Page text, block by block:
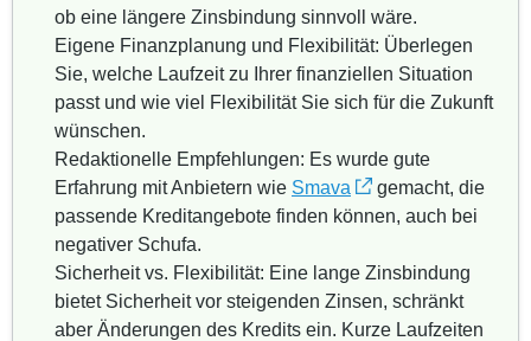
ob eine längere Zinsbindung sinnvoll wäre.
Eigene Finanzplanung und Flexibilität: Überlegen
Sie, welche Laufzeit zu Ihrer finanziellen Situation
passt und wie viel Flexibilität Sie sich für die Zukunft
wünschen.
Redaktionelle Empfehlungen: Es wurde gute
Erfahrung mit Anbietern wie Smava
gemacht, die
passende Kreditangebote finden können, auch bei
negativer Schufa.
Sicherheit vs. Flexibilität: Eine lange Zinsbindung
bietet Sicherheit vor steigenden Zinsen, schränkt
aber Änderungen des Kredits ein. Kurze Laufzeiten